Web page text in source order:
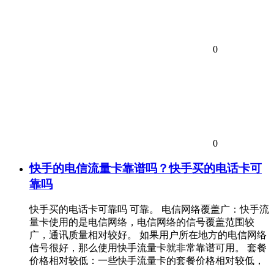
0
0
快手的电信流量卡靠谱吗？快手买的电话卡可
靠吗
快手买的电话卡可靠吗 可靠。 电信网络覆盖广：快手流
量卡使用的是电信网络，电信网络的信号覆盖范围较
广，通讯质量相对较好。 如果用户所在地方的电信网络
信号很好，那么使用快手流量卡就非常靠谱可用。 套餐
价格相对较低：一些快手流量卡的套餐价格相对较低，